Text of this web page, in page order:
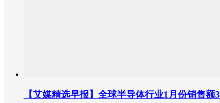
【艾媒精选早报】全球半导体行业1月份销售